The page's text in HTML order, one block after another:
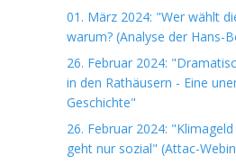
01. März 2024: "Wer wählt
warum? (Analyse der Hans-
26. Februar 2024:
in den Rathäusern - Eine
Geschichte"
26. Februar 2024:
geht nur sozial" (Attac-